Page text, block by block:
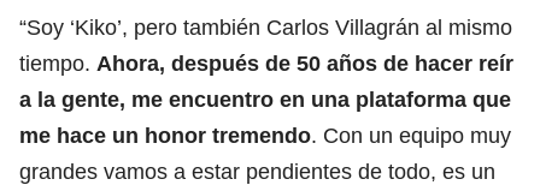
“Soy ‘Kiko’, pero también Carlos Villagrán al mismo
tiempo. Ahora, después de 50 años de hacer reír
a la gente, me encuentro en una plataforma que
me hace un honor tremendo. Con un equipo muy
grandes vamos a estar pendientes de todo, es un